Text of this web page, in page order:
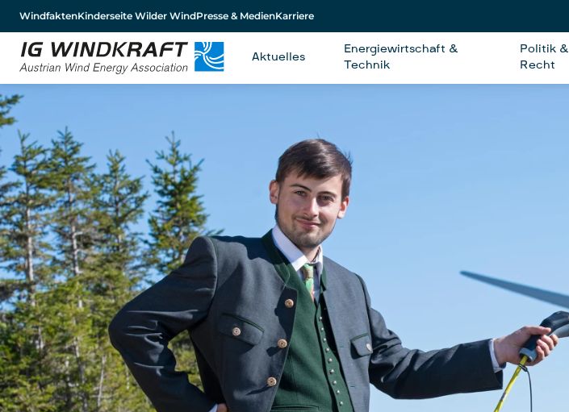
WindfaktenKinderseite Wilder WindPresse & MedienKarriere
Aktuelles
Energiewirtschaft &
Technik
Politik &
Recht